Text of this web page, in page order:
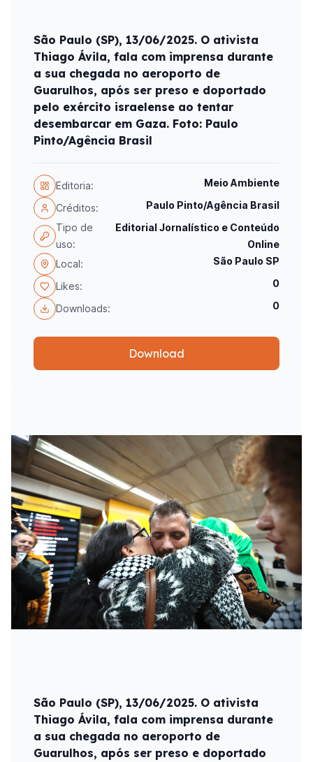
São Paulo (SP), 13/06/2025. O ativista
Thiago Ávila, fala com imprensa durante
a sua chegada no aeroporto de
Guarulhos, após ser preso e doportado
pelo exército israelense ao tentar
desembarcar em Gaza. Foto: Paulo
Pinto/Agência Brasil
Editoria: Meio Ambiente
Créditos:
Paulo Pinto/Agência Brasil
Tipo de
uso:
Editorial Jornalístico e Conteúdo
Online
Local:
São Paulo SP
Likes: 0
Downloads: 0
Download
São Paulo (SP), 13/06/2025. O ativista
Thiago Ávila, fala com imprensa durante
a sua chegada no aeroporto de
Guarulhos, após ser preso e doportado